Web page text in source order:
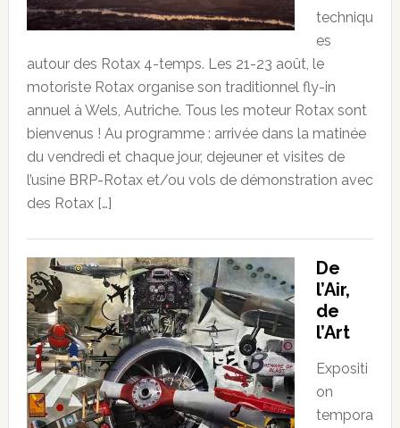
techniqu
es
autour des Rotax 4-temps. Les 21-23 août, le
motoriste Rotax organise son traditionnel fly-in
annuel à Wels, Autriche. Tous les moteur Rotax sont
bienvenus ! Au programme : arrivée dans la matinée
du vendredi et chaque jour, dejeuner et visites de
l’usine BRP-Rotax et/ou vols de démonstration avec
des Rotax […]
De
l’Air,
de
l’Art
Expositi
on
tempora